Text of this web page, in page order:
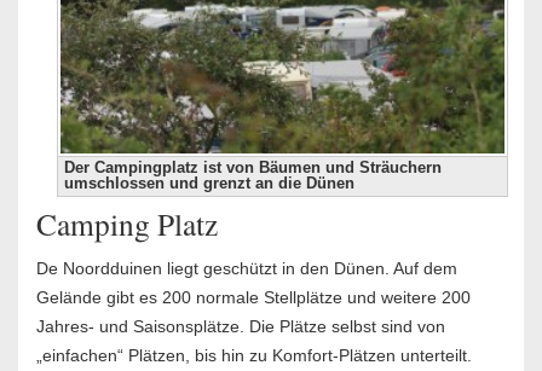
Der Campingplatz ist von Bäumen und Sträuchern
umschlossen und grenzt an die Dünen
Camping Platz
De Noordduinen liegt geschützt in den Dünen. Auf dem
Gelände gibt es 200 normale Stellplätze und weitere 200
Jahres- und Saisonsplätze. Die Plätze selbst sind von
„einfachen“ Plätzen, bis hin zu Komfort-Plätzen unterteilt.